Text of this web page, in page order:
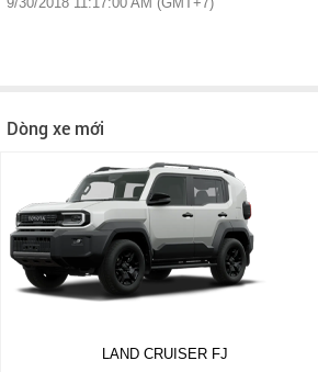
Dòng xe mới
LAND CRUISER FJ